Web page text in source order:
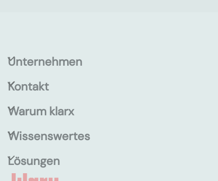
Unternehmen
Kontakt
Warum klarx
Wissenswertes
Lösungen